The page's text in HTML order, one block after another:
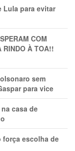
Lula para evitar
COM
RINDO À TOA!!
sem
para vice
casa de
força escolha de